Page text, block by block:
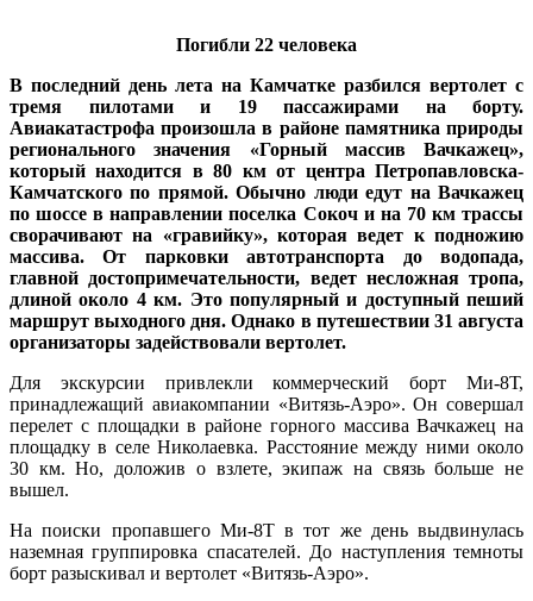
Погибли 22 человека
В последний день лета на Камчатке разбился вертолет с
тремя пилотами и 19 пассажирами на борту.
Авиакатастрофа произошла в районе памятника природы
регионального значения «Горный массив Вачкажец»,
который находится в 80 км от центра Петропавловска-
Камчатского по прямой. Обычно люди едут на Вачкажец
по шоссе в направлении поселка Сокоч и на 70 км трассы
сворачивают на «гравийку», которая ведет к подножию
массива. От парковки автотранспорта до водопада,
главной достопримечательности, ведет несложная тропа,
длиной около 4 км. Это популярный и доступный пеший
маршрут выходного дня. Однако в путешествии 31 августа
организаторы задействовали вертолет.
Для экскурсии привлекли коммерческий борт Ми-8Т,
принадлежащий авиакомпании «Витязь-Аэро». Он совершал
перелет с площадки в районе горного массива Вачкажец на
площадку в селе Николаевка. Расстояние между ними около
30 км. Но, доложив о взлете, экипаж на связь больше не
вышел.
На поиски пропавшего Ми-8Т в тот же день выдвинулась
наземная группировка спасателей. До наступления темноты
борт разыскивал и вертолет «Витязь-Аэро».